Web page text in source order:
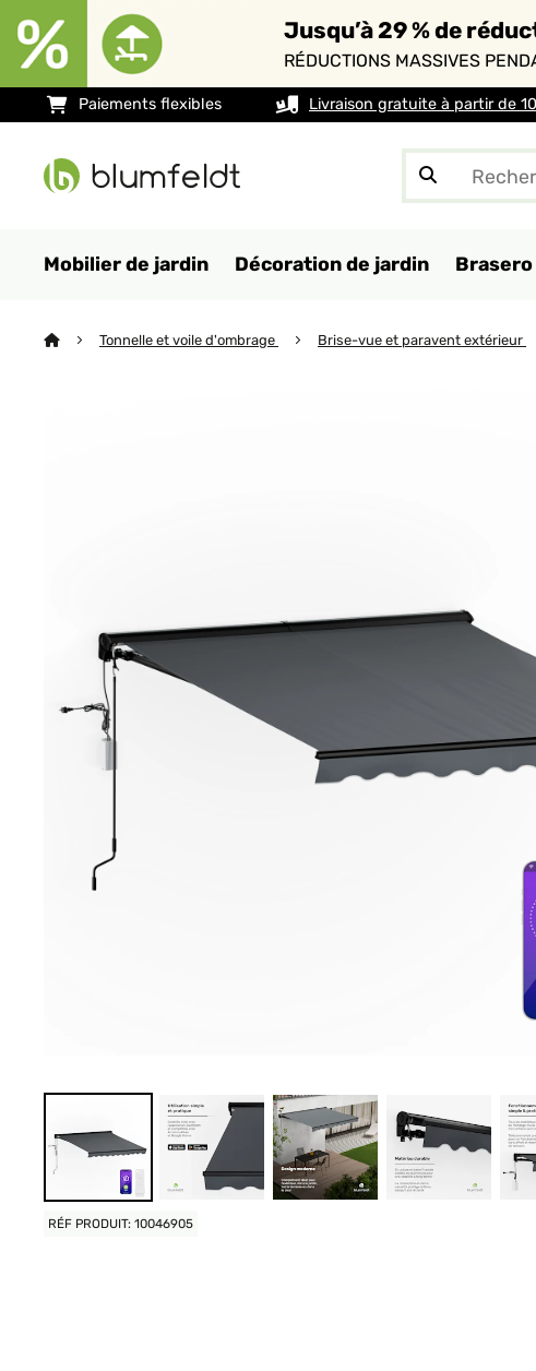
Jusqu’à 29 % de
RÉDUCTIONS MASSIVES
Paiements flexibles Livraison gratuite à partir de
Mobilier de jardin Décoration de jardin
Tonnelle et voile d'ombrage Brise-vue et paravent extérieur
RÉF PRODUIT: 10046905